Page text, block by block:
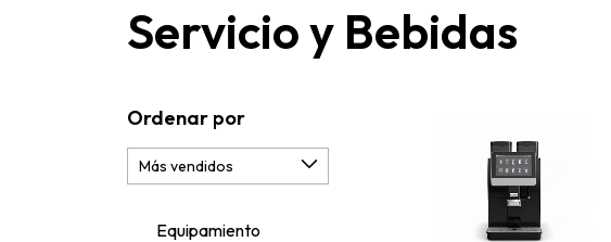
Servicio y Bebidas
Ordenar por
Equipamiento